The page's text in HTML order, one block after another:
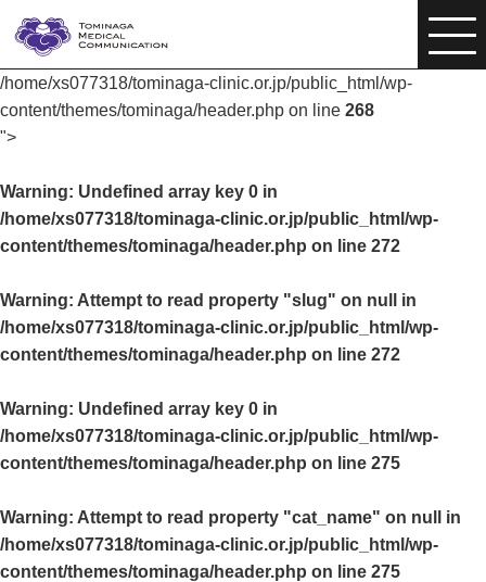
/home/xs077318/tominaga-clinic.or.jp/public_html/wp-
content/themes/tominaga/header.php on line 268
">
Warning: Undefined array key 0 in
/home/xs077318/tominaga-clinic.or.jp/public_html/wp-
content/themes/tominaga/header.php on line 272
Warning: Attempt to read property "slug" on null in
/home/xs077318/tominaga-clinic.or.jp/public_html/wp-
content/themes/tominaga/header.php on line 272
Warning: Undefined array key 0 in
/home/xs077318/tominaga-clinic.or.jp/public_html/wp-
content/themes/tominaga/header.php on line 275
Warning: Attempt to read property "cat_name" on null in
/home/xs077318/tominaga-clinic.or.jp/public_html/wp-
content/themes/tominaga/header.php on line 275